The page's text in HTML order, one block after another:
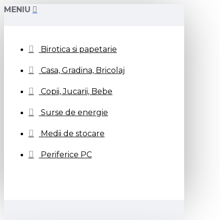
MENIU
Birotica si papetarie
Casa, Gradina, Bricolaj
Copii, Jucarii, Bebe
Surse de energie
Medii de stocare
Periferice PC